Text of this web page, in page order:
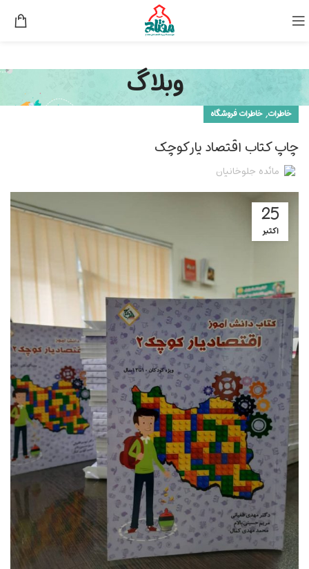
وبلاگ
خاطرات, خاطرات فروشگاه
چاپ کتاب اقتصاد یار کوچک
مائده جلوخانیان
25
اکتبر